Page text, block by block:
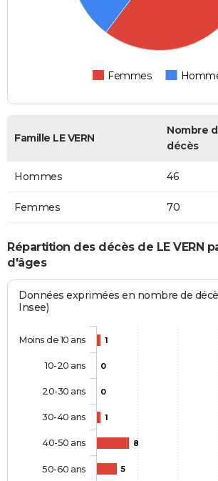
Femmes
Famille LE VERN
Nombre
décès
Hommes 46
Femmes 70
Répartition des décès de LE VERN
d'âges
Données exprimées en nombre de
Insee)
1
0
0
1
8
5
Moins de 10 ans
10-20 ans
20-30 ans
30-40 ans
40-50 ans
50-60 ans